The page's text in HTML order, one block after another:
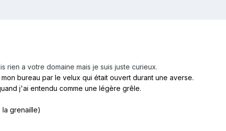
rien a votre domaine mais je suis juste curieux.
bureau par le velux qui était ouvert durant une averse.
j'ai entendu comme une légère grêle.
grenaille)